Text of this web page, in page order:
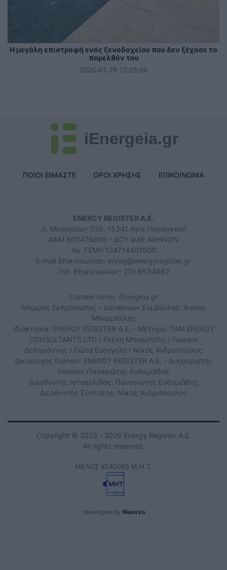
Η μεγάλη επιστροφή ενός ξενοδοχείου που δεν ξέχασε το
παρελθόν του
2026-07-29 12:25:00
iEnergeia.gr
ΠΟΙΟΙ ΕΙΜΑΣΤΕ ΟΡΟΙ ΧΡΗΣΗΣ ΕΠΙΚΟΙΝΩΝΙΑ
ENERGY REGISTER Α.Ε.
Λ. Μεσογείων 336, 15341 Αγία Παρασκευή
ΑΦΜ 800479805 - ΔΟΥ ΦΑΕ ΑΘΗΝΩΝ
Αρ. ΓΕΜΗ 124714401000
E-mail Επικοινωνίας: enreg@energyregister.gr
Τηλ. Επικοινωνίας: 210 6534882
Domain name: iEnergeia.gr
Νόμιμος Εκπρόσωπος - Διευθύνων Σύμβουλος: Φώτης
Μπορμπόλης
Ιδιοκτησία: ENERGY REGISTER Α.Ε. - Μέτοχοι: TAM ENERGY
CONSULTANTS LTD / Ελένη Μπορμπόλη / Γιώργος
Δεληγιάννης / Γιώτα Ευαγγελή / Νίκος Ανδριόπουλος
Δικαιούχος Domain: ENERGY REGISTER Α.Ε. - Διαχειριστής
Domain: Παναγιώτης Ευθυμιάδης
Διευθυντής Ιστοσελίδας: Παναγιώτης Ευθυμιάδης
Διευθυντής Σύνταξης: Νίκος Ανδριόπουλος
Copyright © 2023 - 2026 Energy Register Α.Ε.
All rights reserved.
ΜΕΛΟΣ #242065 Μ.Η.Τ.
developed by Nuevvo